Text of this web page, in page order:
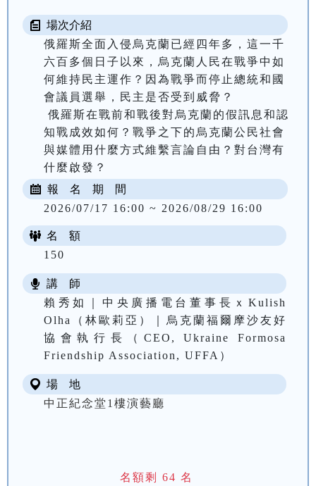
場次介紹
俄羅斯全面入侵烏克蘭已經四年多，這一千
六百多個日子以來，烏克蘭人民在戰爭中如
何維持民主運作？因為戰爭而停止總統和國
會議員選舉，民主是否受到威脅？
知戰成效如何？戰爭之下的烏克蘭公民社會
與媒體用什麼方式維繫言論自由？對台灣有
什麼啟發？
報 名 期 間
2026/07/17 16:00 ~ 2026/08/29 16:00
名 額
150
講 師
賴秀如｜中央廣播電台董事長ｘKulish
Olha（林歐莉亞）｜烏克蘭福爾摩沙友好
協會執行長（CEO, Ukraine Formosa
Friendship Association, UFFA）
場 地
中正紀念堂1樓演藝廳
名額剩 64 名